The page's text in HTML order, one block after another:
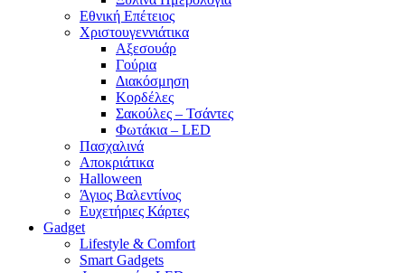
Εθνική Επέτειος
Χριστουγεννιάτικα
Αξεσουάρ
Γούρια
Διακόσμηση
Κορδέλες
Σακούλες – Τσάντες
Φωτάκια – LED
Πασχαλινά
Αποκριάτικα
Halloween
Άγιος Βαλεντίνος
Ευχετήριες Κάρτες
Gadget
Lifestyle & Comfort
Smart Gadgets